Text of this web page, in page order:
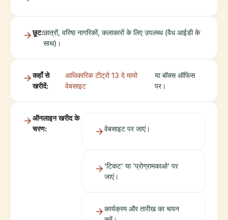
छूट:छात्रों, वरिष्ठ नागरिकों, कलाकारों के लिए उपलब्ध (वैध आईडी के
साथ)।
कहाँ से
खरीदें:
आधिकारिक टीट्रो 13 दे मायो
वेबसाइट
या बॉक्स ऑफिस
पर।
ऑनलाइन खरीद के
चरण:
वेबसाइट पर जाएं।
'टिकट' या 'प्रोग्रामकाओ' पर
जाएं।
कार्यक्रम और तारीख का चयन